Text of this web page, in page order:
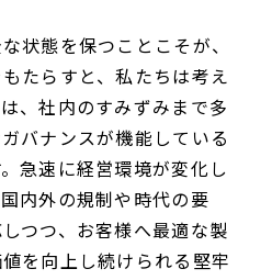
状態を保つことこそが、
たらすと、私たちは考え
、社内のすみずみまで多
バナンスが機能している
急速に経営環境が変化し
内外の規制や時代の要
つつ、お客様へ最適な製
を向上し続けられる堅牢